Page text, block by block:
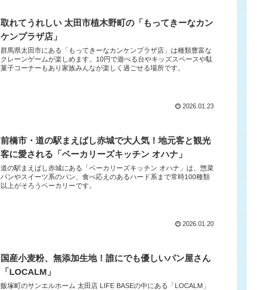
取れてうれしい 太田市植木野町の「もってきーなカン
ケンプラザ店」
群馬県太田市にある「もってきーなカンケンプラザ店」は種類豊富な
クレーンゲームが楽しめます。10円で遊べる台やキッズスペースや駄
菓子コーナーもあり家族みんなが楽しく過ごせる場所です。
2026.01.23
前橋市・道の駅まえばし赤城で大人気！地元客と観光
客に愛される「ベーカリーズキッチン オハナ」
道の駅まえばし赤城にある「ベーカリーズキッチン オハナ」は、惣菜
パンやスイーツ系のパン、食べ応えのあるハード系まで常時100種類
以上がそろうベーカリーです。
2026.01.20
国産小麦粉、無添加生地！誰にでも優しいパン屋さん
「LOCALM」
飯塚町のサンエルホーム 太田店 LIFE BASEの中にある「LOCALM」